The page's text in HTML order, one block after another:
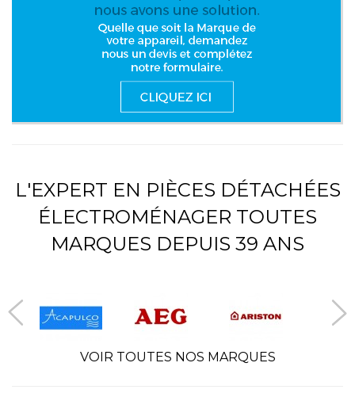
L'EXPERT EN PIÈCES DÉTACHÉES
ÉLECTROMÉNAGER TOUTES
MARQUES DEPUIS 39 ANS
VOIR TOUTES NOS MARQUES